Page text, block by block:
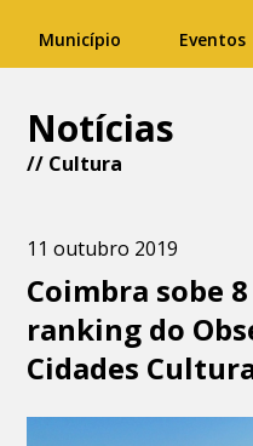
Município Eventos
Notícias
// Cultura
11 outubro 2019
Coimbra sobe
ranking do
Cidades